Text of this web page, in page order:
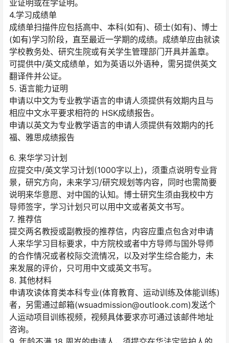
业证明或在学证明。
4.学习成绩单
成绩单扫描件应包括高中、本科(如有)、硕士(如有)、博士
(如有)学习阶段，直至最近一学期的成绩。成绩单应由就读
学校教务处、研究生院或有关学生管理部门开具并盖章。
可提供中/英文成绩单，如为英语以外语种，需另提供英文
翻译件并公证。
5. 语言能力证明
申请以中文为专业教学语言的申请人须提供有效期内且与
相应中文水平要求相符的 HSK成绩报告。
申请以英文为专业教学语言的申请人须提供有效期内的托
福、雅思成绩报告
6. 来华学习计划
应提交中/英文学习计划(1000字以上)，须重点说明专业背
景，研究方向，未来学习/研究规划等内容，同时也需简要
说明来华意愿、对中国的认知。博士研究生须由我校中方
导师签字，学习计划只可以用中文或者英文书写。
7. 推荐信
提交两名教授或副教授的推荐信，内容应重点包含对申请
人来华学习目标要求，中方院校或者中方导师与国外导师
的合作情况或者校际交流情况，以及对学生综合能力，未
来发展的评价，只可用中文或英文书写。
8. 其他材料
申请攻读体育类本科专业(体育教育、运动训练及体能训练)
者，另需通过邮箱(wsuadmission@outlook.com)发送个
人运动项目训练视频，视频具体要求亦可通过该邮件地址
咨询。